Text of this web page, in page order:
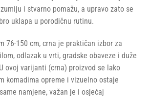
i stvarno pomažu, a upravo zato se
uklapa u porodičnu rutinu.
76-150 cm, crna je praktičan izbor za
odlazak u vrti, gradske obaveze i duže
ovoj varijanti (crna) proizvod se lako
komadima opreme i vizuelno ostaje
namjene, važan je i osjećaj